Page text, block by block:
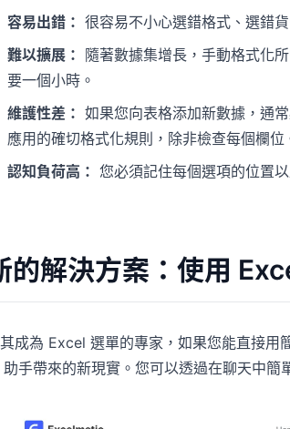
容易出錯： 很容易不小心選錯格式、選錯
難以擴展：
隨著數據集增長，手動格式化
要一個小時。
維護性差： 如果您向表格添加新數據，通
應用的確切格式化規則，除非檢查每個欄位
認知負荷高： 您必須記住每個選項的位置
的解決方案：使用
成為 Excel 選單的專家，如果您能直接用
手帶來的新現實。您可以透過在聊天中簡